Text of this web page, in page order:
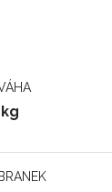
kg
BRANEK